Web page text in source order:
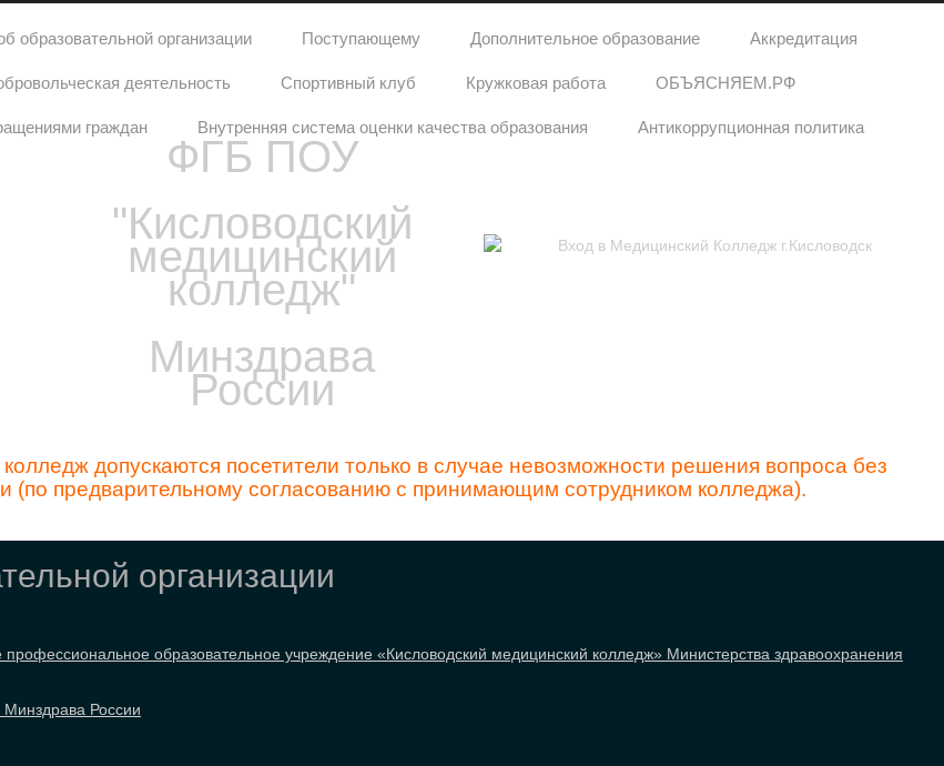
образовательной организации Поступающему Дополнительное образование Аккредитация
деятельность Спортивный клуб Кружковая работа ОБЪЯСНЯЕМ.РФ
граждан Внутренняя система оценки качества образования Антикоррупционная политика
ФГБ ПОУ
"Кисловодский
медицинский
колледж"
Минздрава
России
допускаются посетители только в случае невозможности решения вопроса без
(по предварительному согласованию с принимающим сотрудником колледжа).
организации
образовательное учреждение «Кисловодский медицинский колледж» Министерства здравоохранения
России